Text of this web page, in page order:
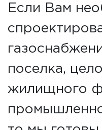
Если Вам
поселка,
жилищного